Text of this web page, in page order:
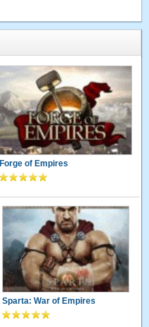
Forge of Empires
Sparta: War of Empires